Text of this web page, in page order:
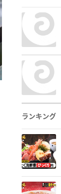
ランキング